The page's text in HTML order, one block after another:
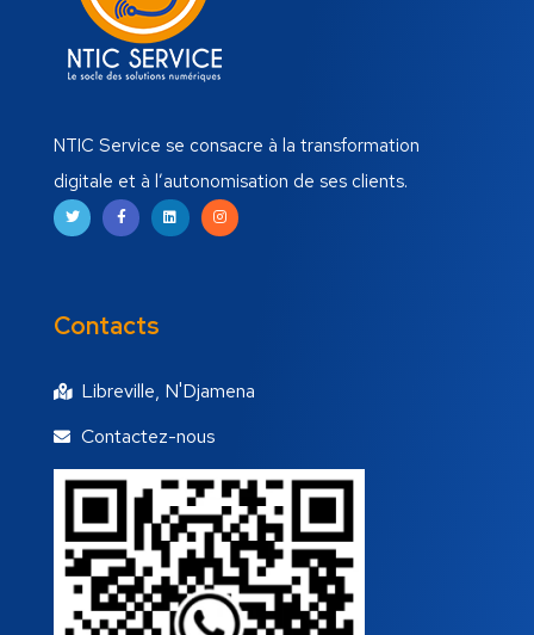
NTIC Service se consacre à la transformation
digitale et à l’autonomisation de ses clients.
Contacts
Libreville, N'Djamena
Contactez-nous